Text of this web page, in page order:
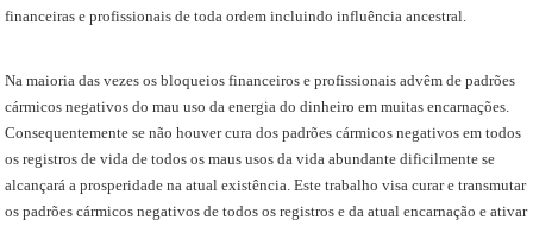
financeiras e profissionais de toda ordem incluindo influência ancestral.
Na maioria das vezes os bloqueios financeiros e profissionais advêm de padrões
cármicos negativos do mau uso da energia do dinheiro em muitas encarnações.
Consequentemente se não houver cura dos padrões cármicos negativos em todos
os registros de vida de todos os maus usos da vida abundante dificilmente se
alcançará a prosperidade na atual existência. Este trabalho visa curar e transmutar
os padrões cármicos negativos de todos os registros e da atual encarnação e ativar